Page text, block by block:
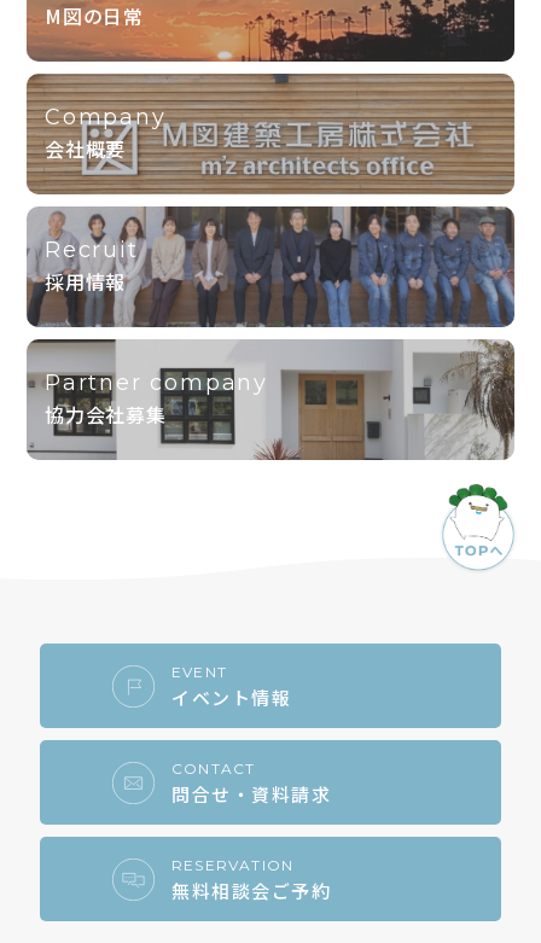
M図の日常
Company
会社概要
Recruit
採用情報
Partner company
協力会社募集
EVENT
イベント情報
CONTACT
問合せ・資料請求
RESERVATION
無料相談会ご予約